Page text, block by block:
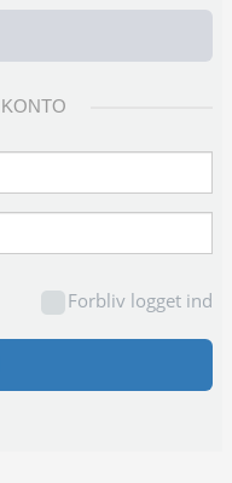
Forbliv logget ind